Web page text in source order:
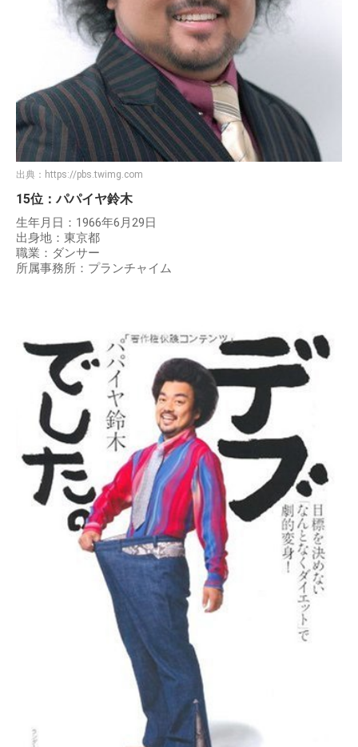
出典： https://pbs.twimg.com
15位：パパイヤ鈴木
生年月日：1966年6月29日
出身地：東京都
職業：ダンサー
所属事務所：プランチャイム